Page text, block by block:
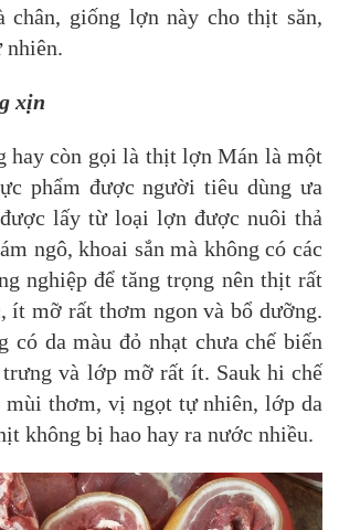
chân, giống lợn này cho thịt săn,
nhiên.
xịn
hay còn gọi là thịt lợn Mán là một
phẩm được người tiêu dùng ưa
lấy từ loại lợn được nuôi thả
ngô, khoai sắn mà không có các
nghiệp để tăng trọng nên thịt rất
ít mỡ rất thơm ngon và bổ dưỡng.
da màu đỏ nhạt chưa chế biến
và lớp mỡ rất ít. Sauk hi chế
thơm, vị ngọt tự nhiên, lớp da
không bị hao hay ra nước nhiều.